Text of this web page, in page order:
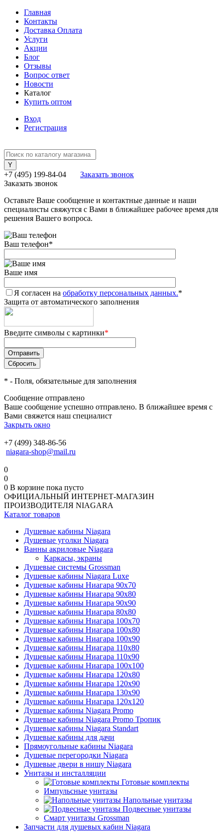
Главная
Контакты
Доставка Оплата
Услуги
Акции
Блог
Отзывы
Вопрос ответ
Новости
Каталог
Купить оптом
Вход
Регистрация
+7 (495) 199-84-04
Заказать звонок
Заказать звонок
Оставьте Ваше сообщение и контактные данные и наши
специалисты свяжутся с Вами в ближайшее рабочее время для
решения Вашего вопроса.
Ваш телефон*
Ваше имя
Я согласен на обработку персональных данных.*
Защита от автоматического заполнения
Введите символы с картинки*
* - Поля, обязательные для заполнения
Сообщение отправлено
Ваше сообщение успешно отправлено. В ближайшее время с
Вами свяжется наш специалист
Закрыть окно
+7 (499) 348-86-56
niagara-shop@mail.ru
0
0
0 В корзине пока пусто
ОФИЦИАЛЬНЫЙ ИНТЕРНЕТ-МАГАЗИН
ПРОИЗВОДИТЕЛЯ NIAGARA
Каталог товаров
Душевые кабины Niagara
Душевые уголки Niagara
Ванны акриловые Niagara
Каркасы, экраны
Душевые системы Grossman
Душевые кабины Niagara Luxe
Душевые кабины Ниагара 90x70
Душевые кабины Ниагара 90x80
Душевые кабины Ниагара 90x90
Душевые кабины Ниагара 80x80
Душевые кабины Ниагара 100x70
Душевые кабины Ниагара 100x80
Душевые кабины Ниагара 100x90
Душевые кабины Ниагара 110x80
Душевые кабины Ниагара 110x90
Душевые кабины Ниагара 100x100
Душевые кабины Ниагара 120x80
Душевые кабины Ниагара 120x90
Душевые кабины Ниагара 130x90
Душевые кабины Ниагара 120x120
Душевые кабины Niagara Promo
Душевые кабины Niagara Promo Тропик
Душевые кабины Niagara Standart
Душевые кабины для дачи
Прямоугольные кабины Niagara
Душевые перегородки Niagara
Душевые двери в нишу Niagara
Унитазы и инсталляции
Готовые комплекты
Импульсные унитазы
Напольные унитазы
Подвесные унитазы
Смарт унитазы Grossman
Запчасти для душевых кабин Niagara